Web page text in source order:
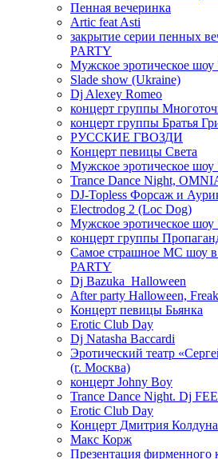
Пенная вечеринка
Artic feat Asti
закрытие серии пенных
PARTY
Мужское эротическое
Slade show (Ukraine)
Dj Alexey Romeo
концерт группы
концерт группы Братья
РУССКИЕ ГВОЗДИ
Концерт певицы Света
Мужское эротическое
Trance Dance Night,
DJ-Topless Форсаж и
Electrodog 2 (Loc Dog)
Мужское эротическое
концерт группы
Самое страшное МС шоу в
PARTY
Dj Bazuka_Halloween
After party Halloween,
Концерт певицы Бьянка
Erotic Club Day
Dj Natasha Baccardi
Эротический театр
(г. Москва)
концерт Johny Boy
Trance Dance Night. Dj
Erotic Club Day
Концерт Дмитрия Колдуна
Макс Корж
Презентация фирменного